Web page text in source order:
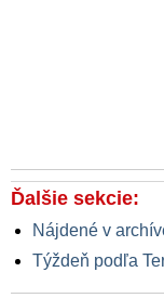
Ďalšie sekcie:
Nájdené v
Týždeň podľa